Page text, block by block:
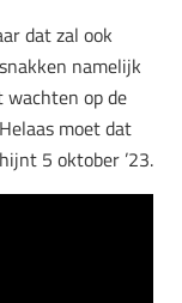
dat zal ook
namelijk
wachten op de
Helaas moet dat
5 oktober ’23.